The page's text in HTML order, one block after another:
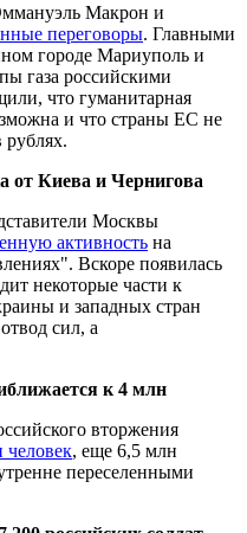
Макрон и
переговоры. Главными
городе Мариуполь и
газа российскими
что гуманитарная
и что страны ЕС не
рублях.
от Киева и Чернигова
Москвы
активность на
Вскоре появилась
некоторые части к
и западных стран
сил, а
к 4 млн
вторжения
, еще 6,5 млн
переселенными